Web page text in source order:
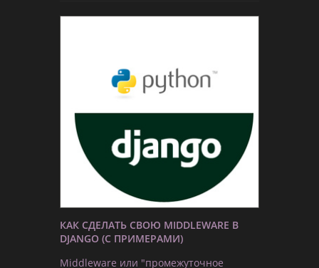
КАК СДЕЛАТЬ СВОЮ MIDDLEWARE В
DJANGO (С ПРИМЕРАМИ)
Middleware или "промежуточное